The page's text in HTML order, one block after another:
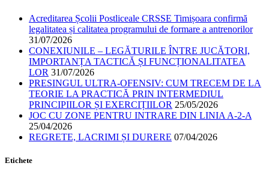
Acreditarea Școlii Postliceale CRSSE Timișoara confirmă
legalitatea și calitatea programului de formare a antrenorilor
31/07/2026
CONEXIUNILE – LEGĂTURILE ÎNTRE JUCĂTORI,
IMPORTANȚA TACTICĂ ȘI FUNCȚIONALITATEA
LOR 31/07/2026
PRESINGUL ULTRA-OFENSIV: CUM TRECEM DE LA
TEORIE LA PRACTICĂ PRIN INTERMEDIUL
PRINCIPIILOR ȘI EXERCIȚIILOR 25/05/2026
JOC CU ZONE PENTRU INTRARE DIN LINIA A-2-A
25/04/2026
REGRETE, LACRIMI ȘI DURERE 07/04/2026
Etichete